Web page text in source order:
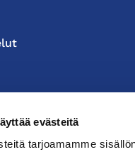
evästeitä
tarjoamamme